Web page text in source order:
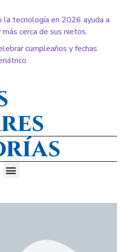
la tecnología en 2026 ayuda a
cerca de sus nietos.
cumpleaños y fechas